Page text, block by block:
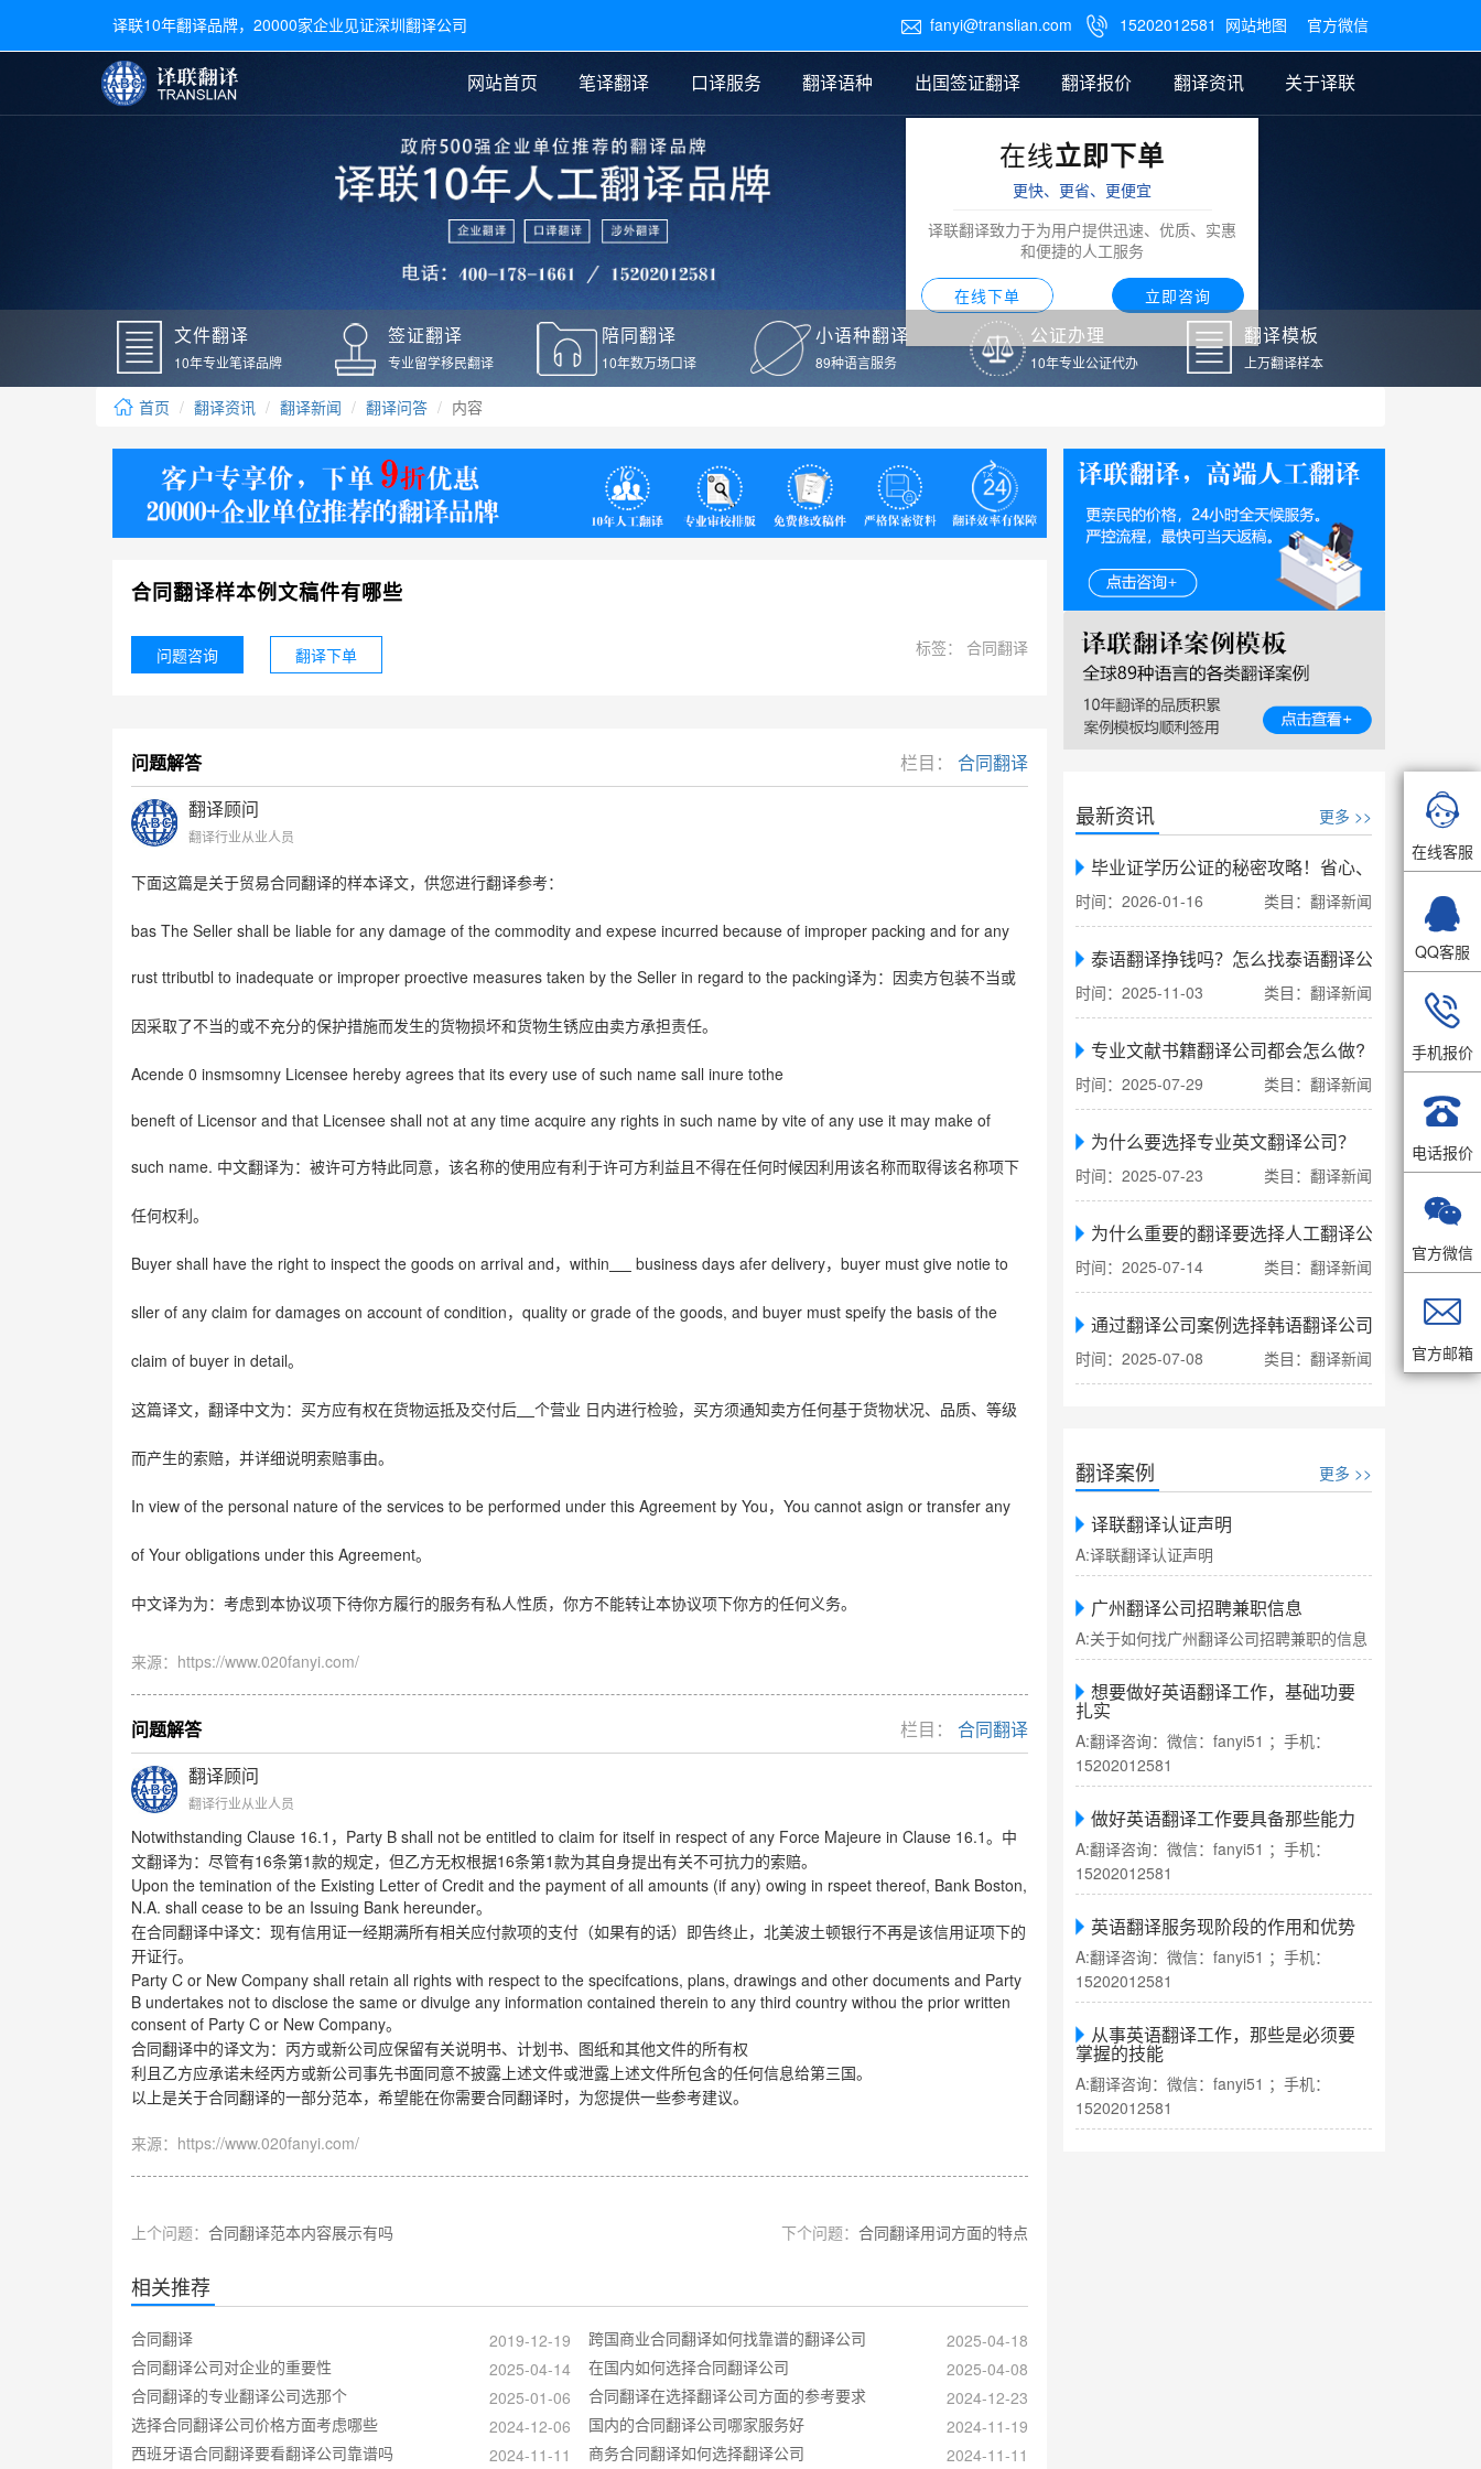
译联10年翻译品牌，20000家企业见证深圳翻译公司  fanyi@translian.com  15202012581 网站地图 官方微信
网站首页 笔译翻译
文件翻译 医学翻译 法律翻译 说明书翻译 图纸翻译
口译服务
广交会翻译 交替传译 同声传译
翻译语种
常用语种翻译
日语翻译
德语翻译
老挝语翻译 泰语翻译
葡萄牙语翻译
出国签证翻译
毕业证翻译
户口本翻译
学位证翻译
身份证翻译
签证材料翻译
银行流水翻译
驾照翻译
疫苗本翻译
新冠疫苗接种证明翻译
核酸检测报告翻译
核酸检测报告英文版翻
译
翻译报价
笔译翻译报价
证件翻译报价
翻译资讯
公证样本
签证翻译
口译新闻
翻译新闻
关于译联
在线立即下单
更快、更省、更便宜
译联翻译致力于为用户提供迅速、优质、实惠
和便捷的人工服务
在线下单 立即咨询
文件翻译
10年专业笔译品牌
签证翻译
专业留学移民翻译
陪同翻译
10年数万场口译
小语种翻译
89种语言服务
公证办理
10年专业公证代办
翻译模板
上万翻译样本
首页 翻译资讯 翻译新闻 翻译问答 内容
合同翻译样本例文稿件有哪些
问题咨询 翻译下单 标签： 合同翻译
问题解答 栏目：
合同翻译
翻译顾问
翻译行业从业人员
下面这篇是关于贸易合同翻译的样本译文，供您进行翻译参考：
bas The Seller shall be liable for any damage of the commodity and expese incurred because of improper packing and for any
rust ttributbl to inadequate or improper proective measures taken by the Seller in regard to the packing译为：因卖方包装不当或
因采取了不当的或不充分的保护措施而发生的货物损坏和货物生锈应由卖方承担责任。
Acende 0 insmsomny Licensee hereby agrees that its every use of such name sall inure tothe
beneft of Licensor and that Licensee shall not at any time acquire any rights in such name by vite of any use it may make of
such name. 中文翻译为：被许可方特此同意，该名称的使用应有利于许可方利益且不得在任何时候因利用该名称而取得该名称项下
任何权利。
Buyer shall have the right to inspect the goods on arrival and ， within business days afer delivery， buyer must give notie to
sller of any claim for damages on account of condition ， quality or grade of the goods, and buyer must speify the basis of the
claim of buyer in detail。
这篇译文，翻译中文为：买方应有权在货物运抵及交付后 个营业 日内进行检验，买方须通知卖方任何基于货物状况、品质、等级
而产生的索赔，并详细说明索赔事由。
In view of the personal nature of the services to be performed under this Agreement by You ， You cannot asign or transfer any
of Your obligations under this Agreement。
中文译为为：考虑到本协议项下待你方履行的服务有私人性质，你方不能转让本协议项下你方的任何义务。
来源：https://www.020fanyi.com/
问题解答 栏目：
合同翻译
翻译顾问
翻译行业从业人员
Notwithstanding Clause 16.1 ， Party B shall not be entitled to claim for itself in respect of any Force Majeure in Clause 16.1 。中
文翻译为：尽管有16条第1 款的规定，但乙方无权根据16条第1 款为其自身提出有关不可抗力的索赔。
Upon the temination of the Existing Letter of Credit and the payment of all amounts (if any) owing in rspeet thereof, Bank Boston,
N.A. shall cease to be an Issuing Bank hereunder。
在合同翻译中译文：现有信用证一经期满所有相关应付款项的支付（如果有的话）即告终止，北美波土顿银行不再是该信用证项下的
开证行。
Party C or New Company shall retain all rights with respect to the specifcations, plans, drawings and other documents and Party
B undertakes not to disclose the same or divulge any information contained therein to any third country withou the prior written
consent of Party C or New Company。
合同翻译中的译文为：丙方或新公司应保留有关说明书、计划书、图纸和其他文件的所有权
利且乙方应承诺未经丙方或新公司事先书面同意不披露上述文件或泄露上述文件所包含的任何信息给第三国。
以上是关于合同翻译的一部分范本，希望能在你需要合同翻译时，为您提供一些参考建议。
来源：https://www.020fanyi.com/
上个问题： 合同翻译范本内容展示有吗 下个问题： 合同翻译用词方面的特点
相关推荐
合同翻译 2019-12-19 跨国商业合同翻译如何找靠谱的翻译公司
2025-04-18
合同翻译公司对企业的重要性
2025-04-14 在国内如何选择合同翻译公司
2025-04-08
合同翻译的专业翻译公司选那个
2025-01-06 合同翻译在选择翻译公司方面的参考要求
2024-12-23
选择合同翻译公司价格方面考虑哪些
2024-12-06 国内的合同翻译公司哪家服务好
2024-11-19
西班牙语合同翻译要看翻译公司靠谱吗
2024-11-11 商务合同翻译如何选择翻译公司 2024-11-11
最新资讯 更多 >>
毕业证学历公证的秘密攻略！省心、省力、省时
时间：2026-01-16 类目：翻译新闻
泰语翻译挣钱吗？怎么找泰语翻译公司翻译
时间：2025-11-03 类目：翻译新闻
专业文献书籍翻译公司都会怎么做?
时间：2025-07-29 类目：翻译新闻
为什么要选择专业英文翻译公司？
时间：2025-07-23 类目：翻译新闻
为什么重要的翻译要选择人工翻译公司
时间：2025-07-14 类目：翻译新闻
通过翻译公司案例选择韩语翻译公司
时间：2025-07-08 类目：翻译新闻
翻译案例 更多 >>
译联翻译认证声明
A:译联翻译认证声明
广州翻译公司招聘兼职信息
A:关于如何找广州翻译公司招聘兼职的信息
想要做好英语翻译工作，基础功要
扎实
A:翻译咨询：微信：fanyi51 ；手机：
15202012581
做好英语翻译工作要具备那些能力
A:翻译咨询：微信：fanyi51 ；手机：
15202012581
英语翻译服务现阶段的作用和优势
A:翻译咨询：微信：fanyi51 ；手机：
15202012581
从事英语翻译工作，那些是必须要
掌握的技能
A:翻译咨询：微信：fanyi51 ；手机：
15202012581

在线客服

QQ客服

手机报价

电话报价

官方微信

官方邮箱